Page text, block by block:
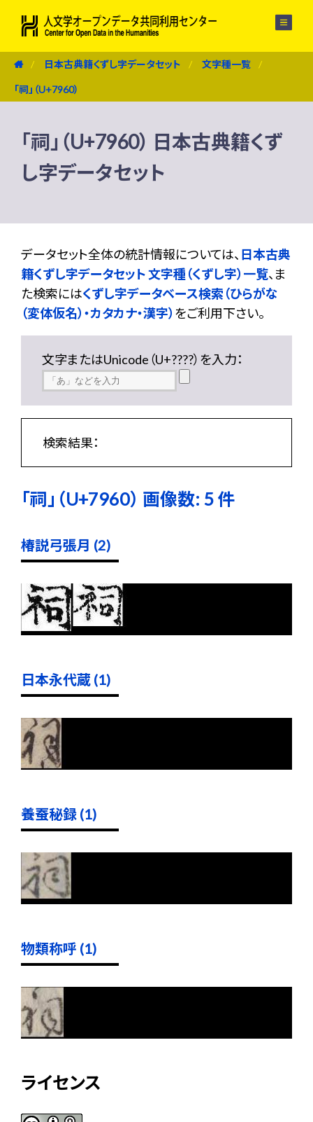
日本古典籍くずし字データセット 文字種一覧
「祠」（U+7960）
「祠」（U+7960） 日本古典籍くず
し字データセット
データセット全体の統計情報については、 日本古典
籍くずし字データセット 文字種（くずし字）一覧、ま
た検索にはくずし字データベース検索（ひらがな
（変体仮名）・カタカナ・漢字） をご利用下さい。
文字またはUnicode（U+????）を入力：
検索結果：
「祠」（U+7960） 画像数: 5 件
椿説弓張月 (2)
日本永代蔵 (1)
養蚕秘録 (1)
物類称呼 (1)
ライセンス